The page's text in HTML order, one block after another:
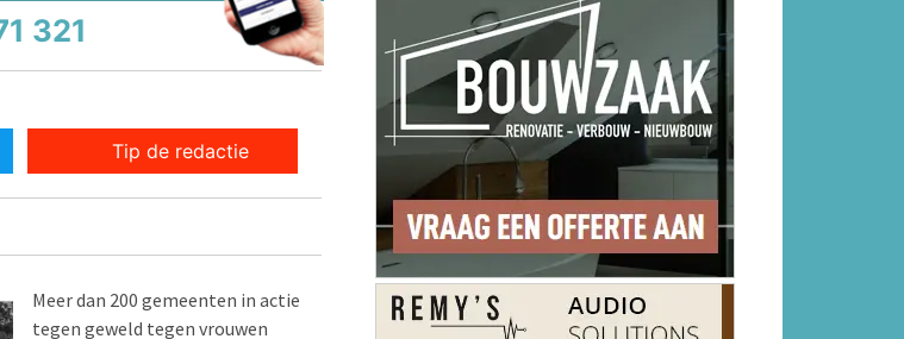
321
Tip de redactie
Meer dan 200 gemeenten in actie
tegen geweld tegen vrouwen